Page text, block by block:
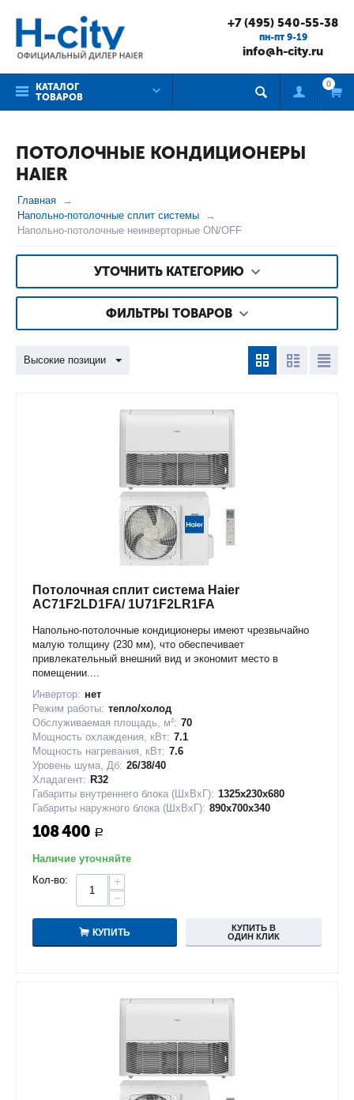
+7 (495) 540-55-38
пн-пт 9-19
info@h-city.ru
КАТАЛОГ
ТОВАРОВ
0
ПОТОЛОЧНЫЕ КОНДИЦИОНЕРЫ
HAIER
Главная
Напольно-потолочные сплит системы
Напольно-потолочные неинверторные ON/OFF
УТОЧНИТЬ КАТЕГОРИЮ
ФИЛЬТРЫ ТОВАРОВ
Высокие позиции
Потолочная сплит система Haier
AC71F2LD1FA/ 1U71F2LR1FA
Напольно-потолочные кондиционеры имеют чрезвычайно
малую толщину (230 мм), что обеспечивает
привлекательный внешний вид и экономит место в
помещении....
Инвертор: нет
Режим работы: тепло/холод
Обслуживаемая площадь, м²: 70
Мощность охлаждения, кВт: 7.1
Мощность нагревания, кВт: 7.6
Уровень шума, Дб: 26/38/40
Хладагент: R32
Габариты внутреннего блока (ШxВxГ): 1325x230x680
Габариты наружного блока (ШxВxГ): 890x700x340
108 400 Р
Наличие уточняйте
Кол-во:
+
−
КУПИТЬ
КУПИТЬ В
ОДИН КЛИК